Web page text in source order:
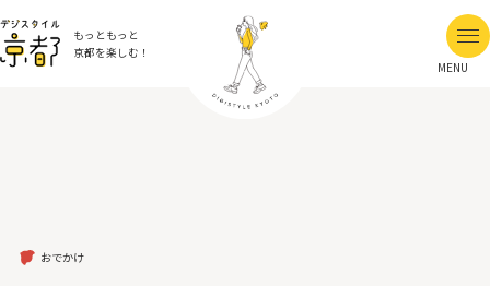
もっともっと
京都を楽しむ！
MENU
おでかけ